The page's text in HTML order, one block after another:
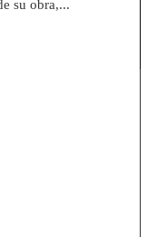
su obra,...